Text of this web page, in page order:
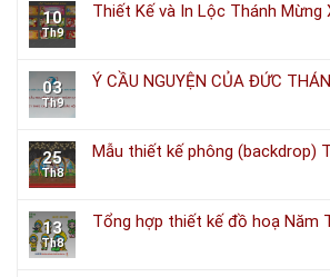
10
Th9
Thiết Kế và In Lộc Thánh Mừng
03
Th9
Ý CẦU NGUYỆN CỦA ĐỨC
25
Th8
Mẫu thiết kế phông (backdrop)
13
Th8
Tổng hợp thiết kế đồ hoạ Năm